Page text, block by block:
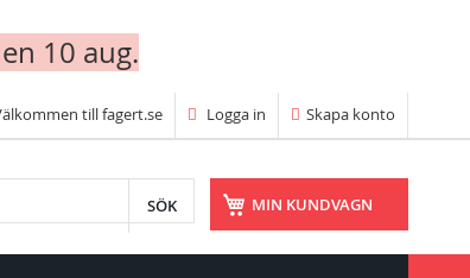
10 aug.
till fagert.se Logga in Skapa konto
MIN KUNDVAGN